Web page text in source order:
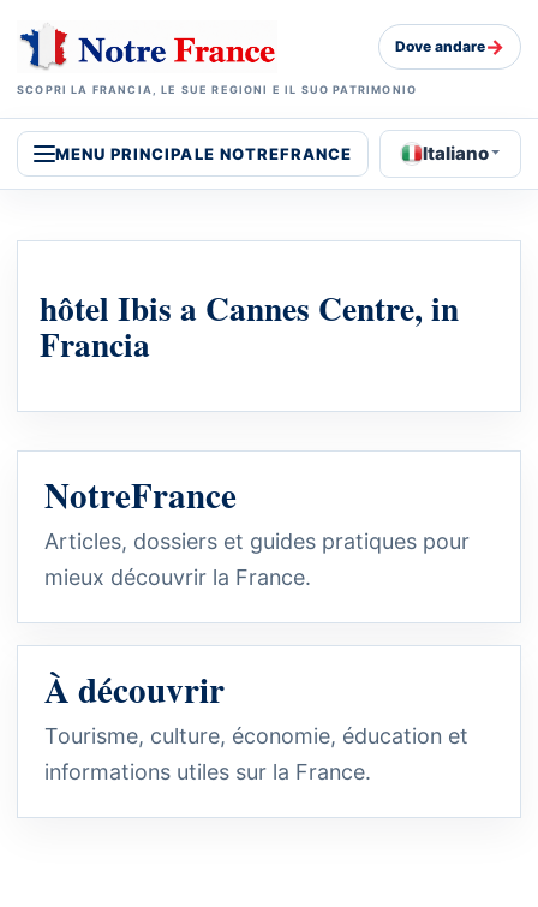
SCOPRI LA FRANCIA, LE SUE REGIONI E IL SUO PATRIMONIO
Dove andare→
MENU PRINCIPALE NOTREFRANCE Italiano
hôtel Ibis a Cannes Centre, in
Francia
NotreFrance
Articles, dossiers et guides pratiques pour
mieux découvrir la France.
À découvrir
Tourisme, culture, économie, éducation et
informations utiles sur la France.